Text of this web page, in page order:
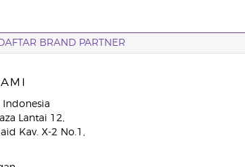
BRAND PARTNER
Indonesia
Lantai 12,
Kav. X-2 No.1,